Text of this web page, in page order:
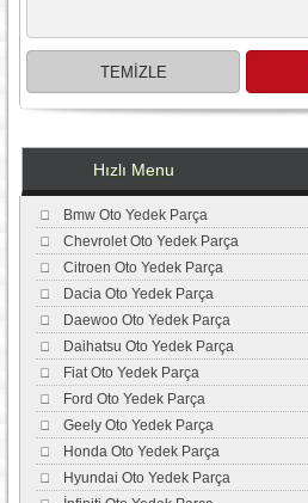
Hızlı Menu
Bmw Oto Yedek Parça
Chevrolet Oto Yedek Parça
Citroen Oto Yedek Parça
Dacia Oto Yedek Parça
Daewoo Oto Yedek Parça
Daihatsu Oto Yedek Parça
Fiat Oto Yedek Parça
Ford Oto Yedek Parça
Geely Oto Yedek Parça
Honda Oto Yedek Parça
Hyundai Oto Yedek Parça